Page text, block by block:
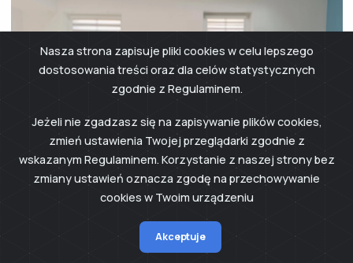
Nasza strona zapisuje pliki cookies w celu lepszego
dostosowania treści oraz dla celów statystycznych
zgodnie z Regulaminem.
Jeżeli nie zgadzasz się na zapisywanie plików cookies,
zmień ustawienia Twojej przeglądarki zgodnie z
wskazanym Regulaminem. Korzystanie z naszej strony bez
zmiany ustawień oznacza zgodę na przechowywanie
cookies w Twoim urządzeniu
Akceptuje